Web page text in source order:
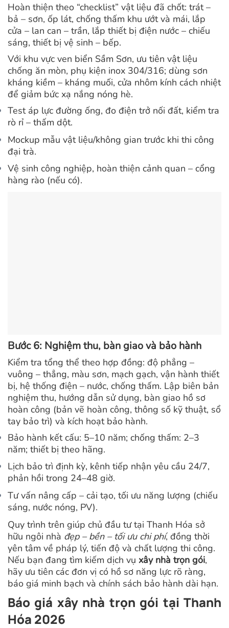
Hoàn thiện theo “checklist” vật liệu đã chốt: trát –
bả – sơn, ốp lát, chống thấm khu ướt và mái, lắp
cửa – lan can – trần, lắp thiết bị điện nước – chiếu
sáng, thiết bị vệ sinh – bếp.
Với khu vực ven biển Sầm Sơn, ưu tiên vật liệu
chống ăn mòn, phụ kiện inox 304/316; dùng sơn
kháng kiềm – kháng muối, cửa nhôm kính cách nhiệt
để giảm bức xạ nắng nóng hè.
Test áp lực đường ống, đo điện trở nối đất, kiểm tra
rò rỉ – thấm dột.
Mockup mẫu vật liệu/không gian trước khi thi công
đại trà.
Vệ sinh công nghiệp, hoàn thiện cảnh quan – cổng
hàng rào (nếu có).
Bước 6: Nghiệm thu, bàn giao và bảo hành
Kiểm tra tổng thể theo hợp đồng: độ phẳng –
vuông – thẳng, màu sơn, mạch gạch, vận hành thiết
bị, hệ thống điện – nước, chống thấm. Lập biên bản
nghiệm thu, hướng dẫn sử dụng, bàn giao hồ sơ
hoàn công (bản vẽ hoàn công, thông số kỹ thuật, sổ
tay bảo trì) và kích hoạt bảo hành.
Bảo hành kết cấu: 5–10 năm; chống thấm: 2–3
năm; thiết bị theo hãng.
Lịch bảo trì định kỳ, kênh tiếp nhận yêu cầu 24/7,
phản hồi trong 24–48 giờ.
Tư vấn nâng cấp – cải tạo, tối ưu năng lượng (chiếu
sáng, nước nóng, PV).
Quy trình trên giúp chủ đầu tư tại Thanh Hóa sở
hữu ngôi nhà đẹp – bền – tối ưu chi phí, đồng thời
yên tâm về pháp lý, tiến độ và chất lượng thi công.
Nếu bạn đang tìm kiếm dịch vụ xây nhà trọn gói,
hãy ưu tiên các đơn vị có hồ sơ năng lực rõ ràng,
báo giá minh bạch và chính sách bảo hành dài hạn.
Báo giá xây nhà trọn gói tại Thanh
Hóa 2026